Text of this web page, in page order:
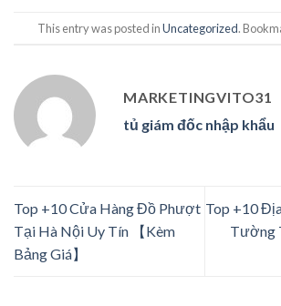
This entry was posted inUncategorized.
MARKETINGVITO31
tủ giám đốc nhập khẩu
Top +10 Cửa Hàng Đồ Phượt
Tại Hà Nội Uy Tín 【Kèm
Bảng Giá】
Top +10
Tường